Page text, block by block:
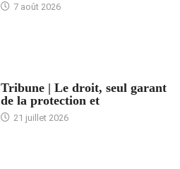
7 août 2026
Tribune | Le droit, seul garant
de la protection et
21 juillet 2026